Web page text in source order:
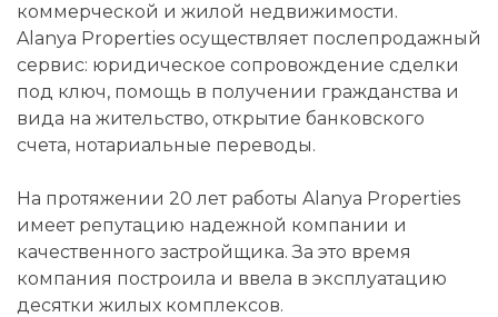
коммерческой и жилой недвижимости.
Alanya Properties осуществляет послепродажный
сервис: юридическое сопровождение сделки
под ключ, помощь в получении гражданства и
вида на жительство, открытие банковского
счета, нотариальные переводы.
На протяжении 20 лет работы Alanya Properties
имеет репутацию надежной компании и
качественного застройщика. За это время
компания построила и ввела в эксплуатацию
десятки жилых комплексов.